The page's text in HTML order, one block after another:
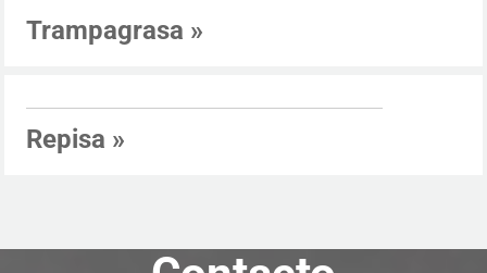
Trampagrasa »
Repisa »